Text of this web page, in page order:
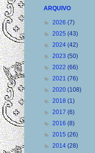
ARQUIVO
► 2026 (7)
► 2025 (43)
► 2024 (42)
► 2023 (50)
► 2022 (66)
► 2021 (76)
► 2020 (108)
► 2018 (1)
► 2017 (6)
► 2016 (8)
► 2015 (26)
► 2014 (28)